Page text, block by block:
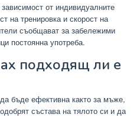
от индивидуалните
на тренировка и скорост на
съобщават за забележими
постоянна употреба.
подходящ ли е
бъде ефективна както за мъже,
състава на тялото си и да